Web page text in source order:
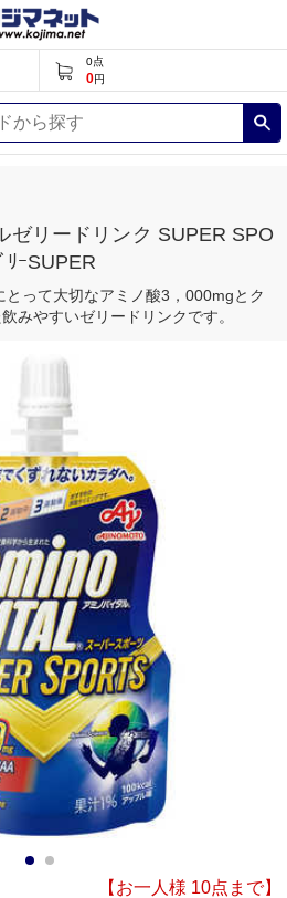
0点
0円
ゼリードリンク SUPER SPO
ﾘｰSUPER
とって大切なアミノ酸3，000mgとク
みやすいゼリードリンクです。
【お一人様 10点まで】